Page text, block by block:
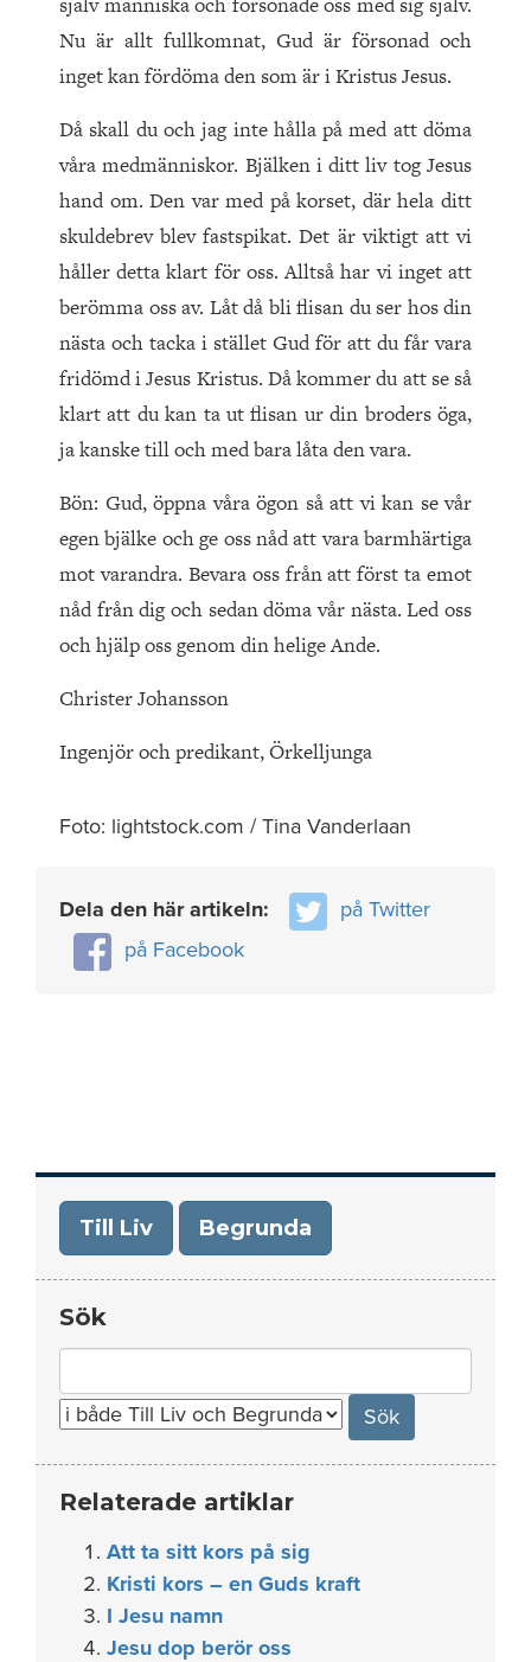
Nu är allt fullkomnat, Gud är försonad och
inget kan fördöma den som är i Kristus Jesus.
Då skall du och jag inte hålla på med att döma
våra medmänniskor. Bjälken i ditt liv tog Jesus
hand om. Den var med på korset, där hela ditt
skuldebrev blev fastspikat. Det är viktigt att vi
håller detta klart för oss. Alltså har vi inget att
berömma oss av. Låt då bli flisan du ser hos din
nästa och tacka i stället Gud för att du får vara
fridömd i Jesus Kristus. Då kommer du att se så
klart att du kan ta ut flisan ur din broders öga,
ja kanske till och med bara låta den vara.
Bön: Gud, öppna våra ögon så att vi kan se vår
egen bjälke och ge oss nåd att vara barmhärtiga
mot varandra. Bevara oss från att först ta emot
nåd från dig och sedan döma vår nästa. Led oss
och hjälp oss genom din helige Ande.
Christer Johansson
Ingenjör och predikant, Örkelljunga
Foto: lightstock.com / Tina Vanderlaan
Dela den här artikeln:
på Twitter
på Facebook
Till Liv Begrunda
Sök
for:
Relaterade artiklar
Att ta sitt kors på sig
Kristi kors – en Guds kraft
I Jesu namn
Jesu dop berör oss